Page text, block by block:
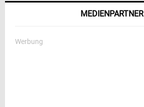
MEDIENPARTNER
Werbung